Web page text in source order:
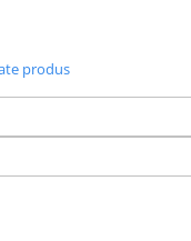
unic, oferind o nota
sau decorului tau festiv.
ca este un cadou pentru
decorativa pentru casa
produs